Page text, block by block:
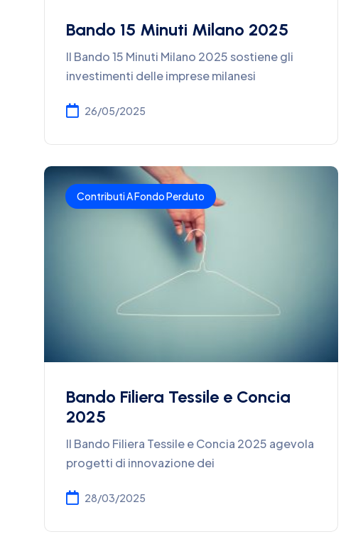
Bando 15 Minuti Milano 2025
Il Bando 15 Minuti Milano 2025 sostiene gli
investimenti delle imprese milanesi
26/05/2025
Contributi A Fondo Perduto
Bando Filiera Tessile e Concia
2025
Il Bando Filiera Tessile e Concia 2025 agevola
progetti di innovazione dei
28/03/2025